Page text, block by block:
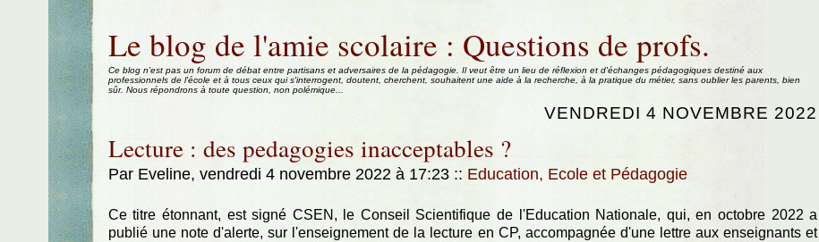
Aller au contenu
Le blog de l'amie scolaire : Questions de profs.
Ce blog n'est pas un forum de débat entre partisans et adversaires de la pédagogie. Il veut être un lieu de réflexion et d'échanges pédagogiques destiné aux
professionnels de l'école et à tous ceux qui s'interrogent, doutent, cherchent, souhaitent une aide à la recherche, à la pratique du métier, sans oublier les parents, bien
sûr. Nous répondrons à toute question, non polémique...
VENDREDI 4 NOVEMBRE 2022
Lecture : des pedagogies inacceptables ?
Par Eveline, vendredi 4 novembre 2022 à 17:23 :: Education, Ecole et Pédagogie
Ce titre étonnant, est signé CSEN, le Conseil Scientifique de l'Education Nationale, qui, en octobre 2022 a
publié une note d'alerte, sur l'enseignement de la lecture en CP, accompagnée d'une lettre aux enseignants et